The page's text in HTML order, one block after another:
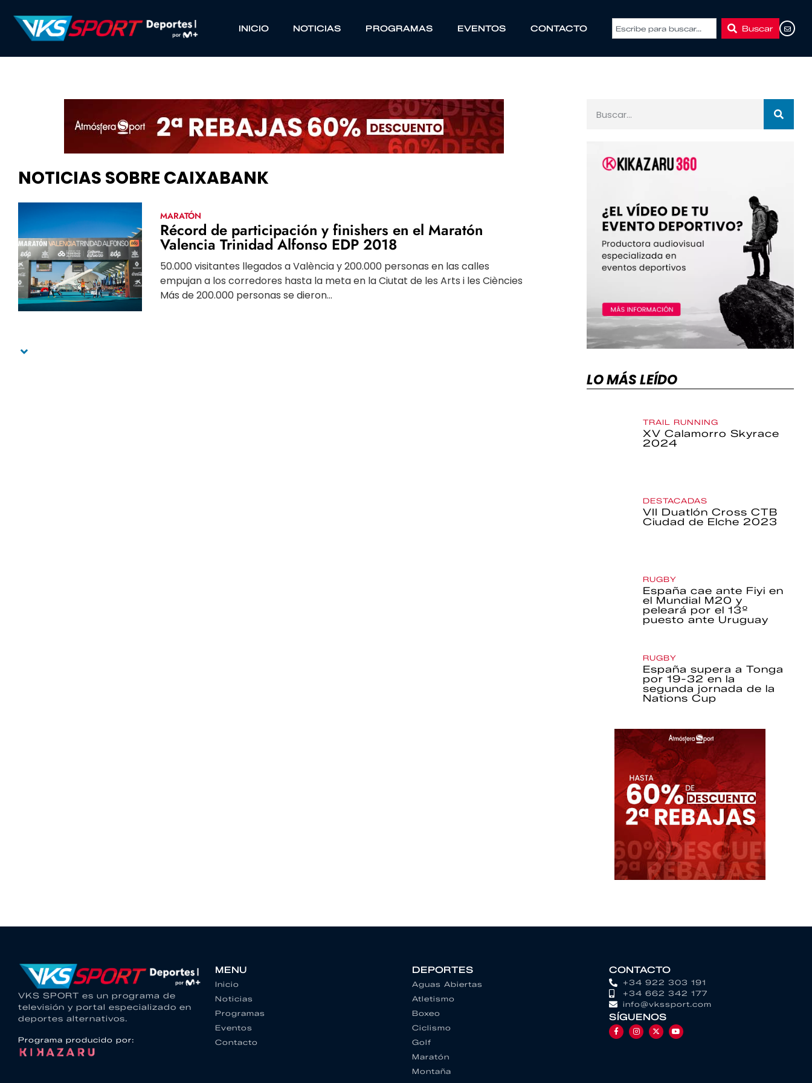
INICIO NOTICIAS PROGRAMAS EVENTOS CONTACTO Buscar
NOTICIAS SOBRE CAIXABANK
MARATÓN
Récord de participación y finishers en el Maratón
Valencia Trinidad Alfonso EDP 2018
50.000 visitantes llegados a València y 200.000 personas en las calles
empujan a los corredores hasta la meta en la Ciutat de les Arts i les Ciències
Más de 200.000 personas se dieron...
LO MÁS LEÍDO
TRAIL RUNNING
XV Calamorro Skyrace
2024
DESTACADAS
VII Duatlón Cross CTB
Ciudad de Elche 2023
RUGBY
España cae ante Fiyi en
el Mundial M20 y
peleará por el 13º
puesto ante Uruguay
RUGBY
España supera a Tonga
por 19-32 en la
segunda jornada de la
Nations Cup
VKS SPORT es un programa de
televisión y portal especializado en
deportes alternativos.
Programa producido por:
MENU
Inicio
Noticias
Programas
Eventos
Contacto
DEPORTES
Aguas Abiertas
Atletismo
Boxeo
Ciclismo
Golf
Maratón
Montaña
CONTACTO
+34 922 303 191
+34 662 342 177
info@vkssport.com
SÍGUENOS